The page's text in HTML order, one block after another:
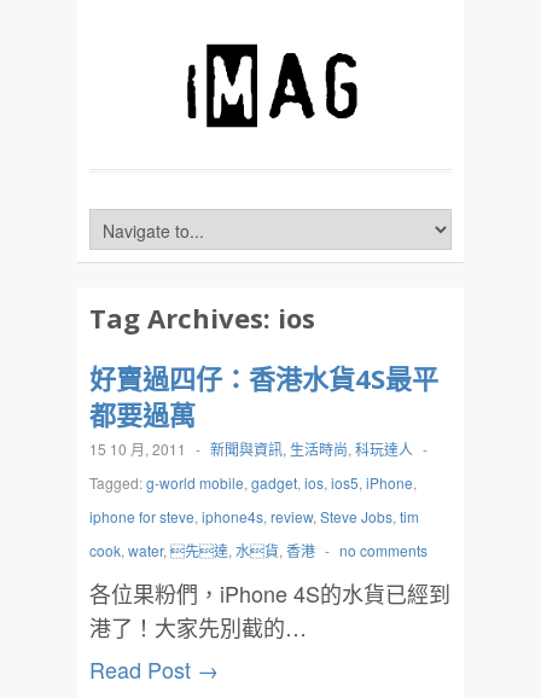
Tag Archives: ios
好賣過四仔：香港水貨4S最平
都要過萬
15 10 月, 2011 - 新聞與資訊, 生活時尚, 科玩達人 -
Tagged:g-world mobile, gadget, ios, ios5, iPhone,
iphone for steve, iphone4s, review, Steve Jobs, tim
cook, water, 先達, 水貨, 香港 - no comments
各位果粉們，iPhone 4S的水貨已經到
港了！大家先別截的…
Read Post →